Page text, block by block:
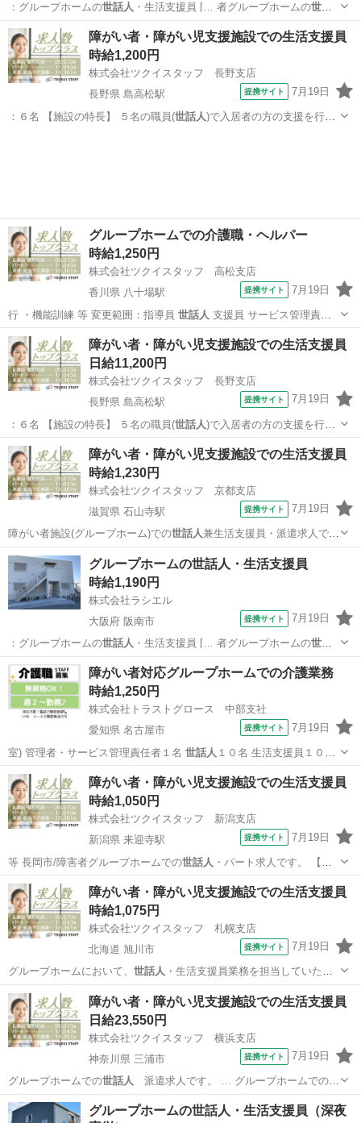
：グループホームの世話人 ・生活支援員 [… 者グループホームの世話
人・生活支援員◇無資… ＼グループホームの世話人さん・生活支援員
さ… 務の内容 入社時：世話人 ・生活支援員業務 …
京都 八幡市 その他
障がい者・障がい児支援施設での生活支援員
時給1,200円
株式会社ツクイスタッフ 長野支店
長野県 島高松駅
提携サイト 7月19日
：６名 【施設の特長】 ５名の職員(世話人)で入居者の方の支援を行っ
グループホームでの介護職・ヘルパー
時給1,250円
株式会社ツクイスタッフ 高松支店
香川県 八十場駅
提携サイト 7月19日
行 ・機能訓練 等 変更範囲：指導員 世話人 支援員 サービス管理責任
者 管理者 …
香川 坂出市 八十場駅 その他
障がい者・障がい児支援施設での生活支援員
日給11,200円
株式会社ツクイスタッフ 長野支店
長野県 島高松駅
提携サイト 7月19日
：６名 【施設の特長】 ５名の職員(世話人)で入居者の方の支援を行っ
ています。 …
長野 松本市 島高松駅 その他
障がい者・障がい児支援施設での生活支援員
時給1,230円
株式会社ツクイスタッフ 京都支店
滋賀県 石山寺駅
提携サイト 7月19日
障がい者施設(グループホーム)での世話人兼生活支援員・派遣求人で
す。 男性利用…
滋賀 大津市 石山寺駅 その他
グループホームの世話人・生活支援員
時給1,190円
株式会社ラシエル
大阪府 阪南市
提携サイト 7月19日
：グループホームの世話人 ・生活支援員 [… 者グループホームの世話
人・生活支援員◇無資… ＼グループホームの世話人さん・生活支援員
さ… 務の内容 入社時：世話人・生活支援員業務 …
大阪 阪南市 その他
障がい者対応グループホームでの介護業務
時給1,250円
株式会社トラストグロース 中部支社
愛知県 名古屋市
提携サイト 7月19日
室) 管理者・サービス管理責任者１名 世話人 １０名 生活支援員１０名
社会福祉士１…
愛知 名古屋市 介護
障がい者・障がい児支援施設での生活支援員
時給1,050円
株式会社ツクイスタッフ 新潟支店
新潟県 来迎寺駅
提携サイト 7月19日
等 長岡市/障害者グループホームでの世話人 ・パート求人です。 【お
すすめポイン…
新潟 長岡市 来迎寺駅 その他
障がい者・障がい児支援施設での生活支援員
時給1,075円
株式会社ツクイスタッフ 札幌支店
北海道 旭川市
提携サイト 7月19日
グループホームにおいて、 世話人 ・生活支援員業務を担当していただ
きます…
北海道 旭川市 その他
障がい者・障がい児支援施設での生活支援員
日給23,550円
株式会社ツクイスタッフ 横浜支店
神奈川県 三浦市
提携サイト 7月19日
グループホームでの世話人 派遣求人です。 … グループホームでの世
話人求人！ ・夜勤専従…
神奈川 三浦市 その他
グループホームの世話人・生活支援員（深夜